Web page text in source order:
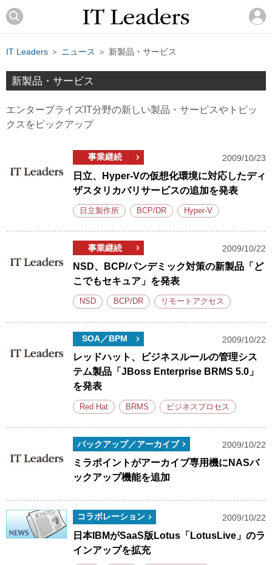
IT Leaders ＞ ニュース ＞ 新製品・サービス
新製品・サービス
エンタープライズIT分野の新しい製品・サービスやトピッ
クスをピックアップ
事業継続 2009/10/23
日立、Hyper-Vの仮想化環境に対応したディ
ザスタリカバリサービスの追加を発表
日立製作所 BCP/DR Hyper-V
事業継続 2009/10/22
NSD、BCP/パンデミック対策の新製品「ど
こでもセキュア」を発表
NSD BCP/DR リモートアクセス
SOA／BPM 2009/10/22
レッドハット、ビジネスルールの管理シス
テム製品「JBoss Enterprise BRMS 5.0」
を発表
Red Hat BRMS ビジネスプロセス
バックアップ／アーカイブ 2009/10/22
ミラポイントがアーカイブ専用機にNASバ
ックアップ機能を追加
コラボレーション 2009/10/22
日本IBMがSaaS版Lotus「LotusLive」のラ
インアップを拡充